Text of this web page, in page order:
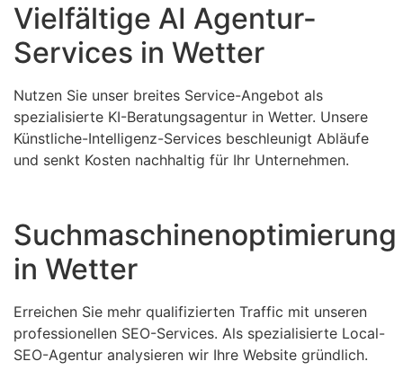
Vielfältige AI Agentur-
Services in Wetter
Nutzen Sie unser breites Service-Angebot als
spezialisierte KI-Beratungsagentur in Wetter. Unsere
Künstliche-Intelligenz-Services beschleunigt Abläufe
und senkt Kosten nachhaltig für Ihr Unternehmen.
Suchmaschinenoptimierung
in Wetter
Erreichen Sie mehr qualifizierten Traffic mit unseren
professionellen SEO-Services. Als spezialisierte Local-
SEO-Agentur analysieren wir Ihre Website gründlich.